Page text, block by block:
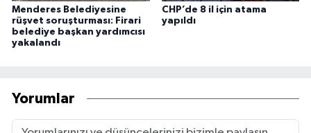
Menderes Belediyesine
rüşvet soruşturması: Firari
belediye başkan yardımcısı
yakalandı
CHP’de 8 il için atama
yapıldı
Yorumlar